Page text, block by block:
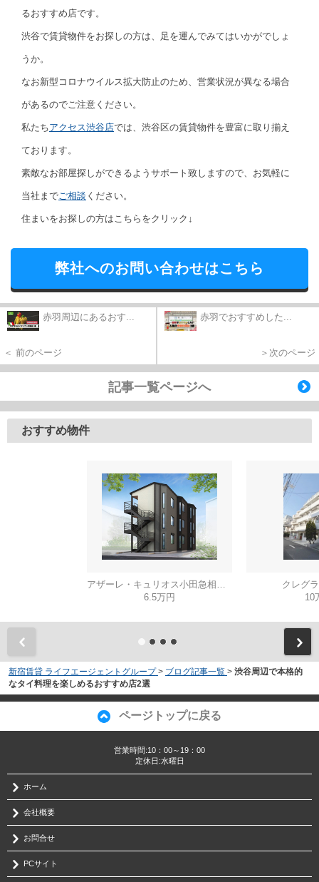
るおすすめ店です。
渋谷で賃貸物件をお探しの方は、足を運んでみてはいかがでしょ
うか。
なお新型コロナウイルス拡大防止のため、営業状況が異なる場合
があるのでご注意ください。
私たちアクセス渋谷店では、渋谷区の賃貸物件を豊富に取り揃え
ております。
素敵なお部屋探しができるようサポート致しますので、お気軽に
当社まで ご相談 ください。
住まいをお探しの方はこちらをクリック↓
弊社へのお問い合わせはこちら
赤羽周辺にあるおす...
＜ 前のページ
赤羽でおすすめした...
＞次のページ
記事一覧ページへ
おすすめ物件
6.5万円
クレグ
10
新宿賃貸 ライフエージェントグループ > ブログ記事一覧 > 渋谷周辺で本格的
なタイ料理を楽しめるおすすめ店2選
ページトップに戻る
営業時間:10：00～19：00
定休日:水曜日
ホーム
会社概要
お問合せ
PCサイト